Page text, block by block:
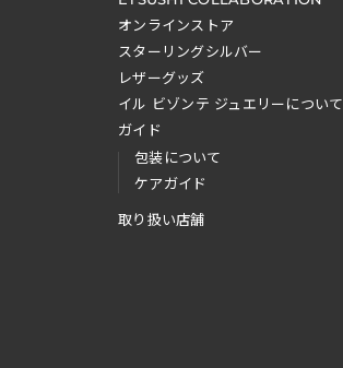
オンラインストア
スターリングシルバー
レザーグッズ
イル ビゾンテ ジュエリーについて
ガイド
包装について
ケアガイド
取り扱い店舗